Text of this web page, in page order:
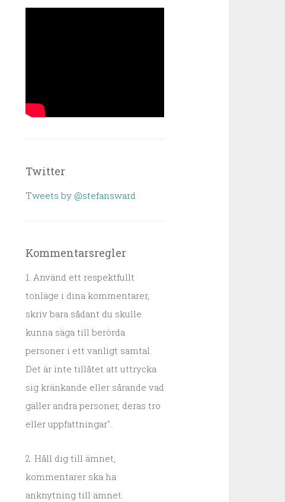
Twitter
Tweets by @stefansward
Kommentarsregler
1. Använd ett respektfullt
tonläge i dina kommentarer,
skriv bara sådant du skulle
kunna säga till berörda
personer i ett vanligt samtal.
Det är inte tillåtet att uttrycka
sig kränkande eller sårande vad
gäller andra personer, deras tro
eller uppfattningar".
2. Håll dig till ämnet,
kommentarer ska ha
anknytning till ämnet.